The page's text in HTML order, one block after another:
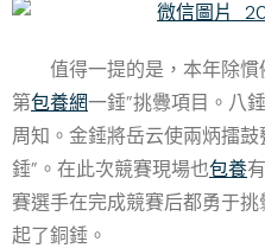
值得一提的是，本年除
第包養網一錘”挑釁項目。八
周知。金錘將岳云使兩炳擂鼓
錘”。在此次競賽現場也包養
賽選手在完成競賽后都勇于挑
起了銅錘。